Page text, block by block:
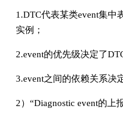
1.DTC代表某类event集中
实例；
2.event的优先级决定了
3.event之间的依赖关系决
2）“Diagnostic event的上